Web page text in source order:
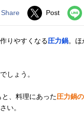
Share Post
りやすくなる圧力鍋。ほ
しょう。
と、料理にあった圧力鍋
い。